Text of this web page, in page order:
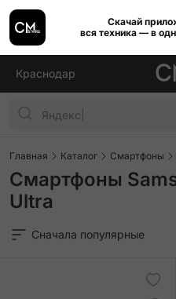
Скачай
вся техника — в
Краснодар
Главная Каталог Смартфоны
Смартфоны
Ultra
Сначала популярные